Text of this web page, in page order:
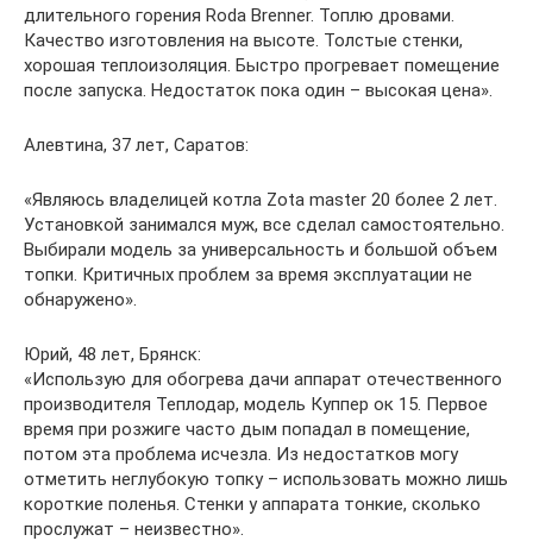
длительного горения Roda Brenner. Топлю дровами.
Качество изготовления на высоте. Толстые стенки,
хорошая теплоизоляция. Быстро прогревает помещение
после запуска. Недостаток пока один – высокая цена».
Алевтина, 37 лет, Саратов:
«Являюсь владелицей котла Zota master 20 более 2 лет.
Установкой занимался муж, все сделал самостоятельно.
Выбирали модель за универсальность и большой объем
топки. Критичных проблем за время эксплуатации не
обнаружено».
Юрий, 48 лет, Брянск:
«Использую для обогрева дачи аппарат отечественного
производителя Теплодар, модель Куппер ок 15. Первое
время при розжиге часто дым попадал в помещение,
потом эта проблема исчезла. Из недостатков могу
отметить неглубокую топку – использовать можно лишь
короткие поленья. Стенки у аппарата тонкие, сколько
прослужат – неизвестно».